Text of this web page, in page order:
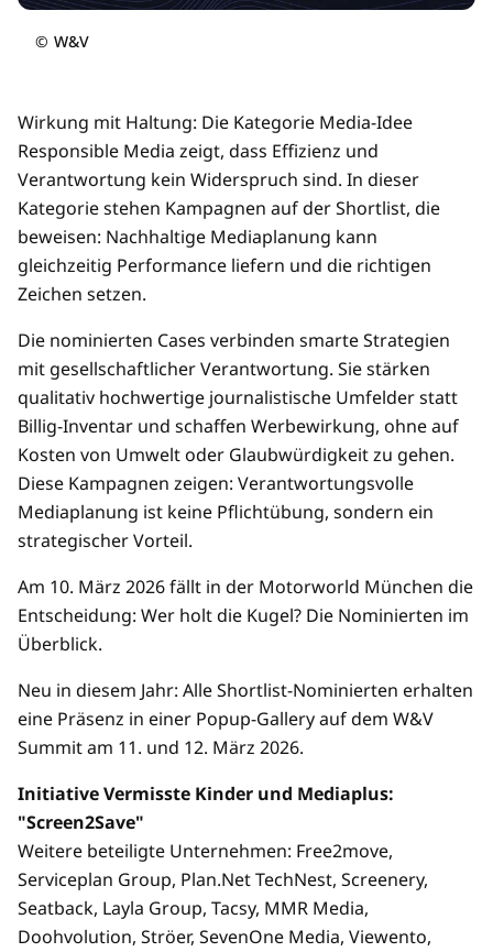
© W&V
Wirkung mit Haltung: Die Kategorie Media-Idee
Responsible Media zeigt, dass Effizienz und
Verantwortung kein Widerspruch sind. In dieser
Kategorie stehen Kampagnen auf der Shortlist, die
beweisen: Nachhaltige Mediaplanung kann
gleichzeitig Performance liefern und die richtigen
Zeichen setzen.
Die nominierten Cases verbinden smarte Strategien
mit gesellschaftlicher Verantwortung. Sie stärken
qualitativ hochwertige journalistische Umfelder statt
Billig-Inventar und schaffen Werbewirkung, ohne auf
Kosten von Umwelt oder Glaubwürdigkeit zu gehen.
Diese Kampagnen zeigen: Verantwortungsvolle
Mediaplanung ist keine Pflichtübung, sondern ein
strategischer Vorteil.
Am 10. März 2026 fällt in der Motorworld München die
Entscheidung: Wer holt die Kugel? Die Nominierten im
Überblick.
Neu in diesem Jahr: Alle Shortlist-Nominierten erhalten
eine Präsenz in einer Popup-Gallery auf dem W&V
Summit am 11. und 12. März 2026.
Initiative Vermisste Kinder und Mediaplus:
"Screen2Save"
Weitere beteiligte Unternehmen: Free2move,
Serviceplan Group, Plan.Net TechNest, Screenery,
Seatback, Layla Group, Tacsy, MMR Media,
Doohvolution, Ströer, SevenOne Media, Viewento,